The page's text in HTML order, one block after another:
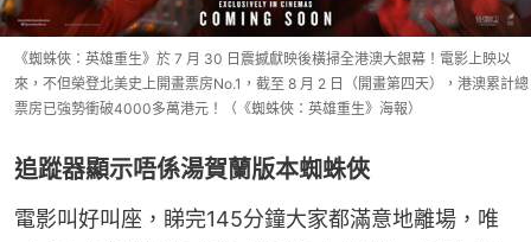
《蜘蛛俠：英雄重生》於 7 月 30 日震撼獻映後橫掃全港澳大銀幕！電影上映以
來，不但榮登北美史上開畫票房No.1，截至 8 月 2 日（開畫第四天），港澳累計總
票房已強勢衝破4000多萬港元！（《蜘蛛俠：英雄重生》海報）
追蹤器顯示唔係湯賀蘭版本蜘蛛俠
電影叫好叫座，睇完145分鐘大家都滿意地離場，唯